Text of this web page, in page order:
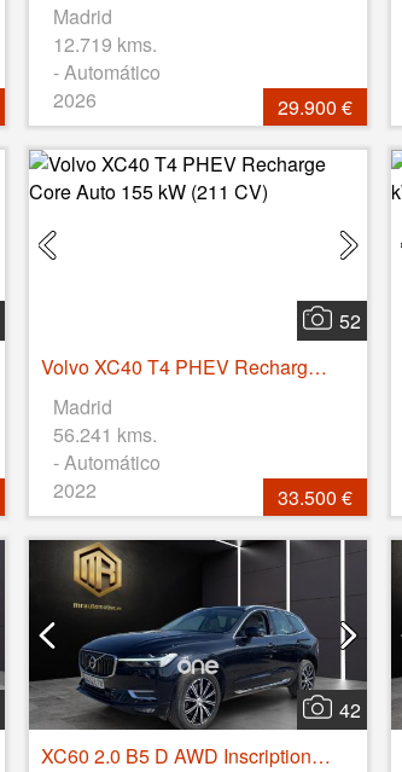
Madrid
12.719 kms.
- Automático
2026
29.900 €
52
Volvo XC40 T4 PHEV Recharge Core Auto 155 kW (211 CV)
Madrid
56.241 kms.
- Automático
2022
33.500 €
42
XC60 2.0 B5 D AWD Inscription Auto